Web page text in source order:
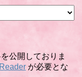
公開しておりま
が必要とな